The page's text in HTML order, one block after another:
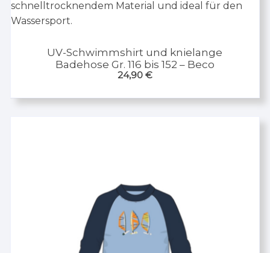
UV-Schwimmshirt und knielange
Badehose Gr. 116 bis 152 – Beco
24,90 €